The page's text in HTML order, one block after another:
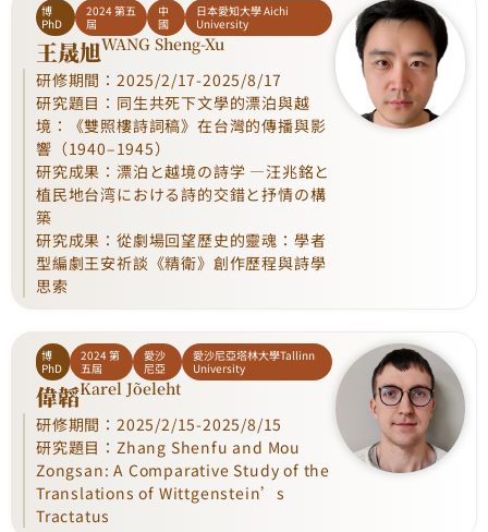
博
PhD
2024 第五
屆
中
國
日本愛知大學 Aichi
University
王晟旭WANG Sheng-Xu
研修期間：2025/2/17-2025/8/17
研究題目：同生共死下文學的漂泊與越
境：《雙照樓詩詞稿》在台灣的傳播與影
響（1940–1945）
研究成果：漂泊と越境の詩学 ―汪兆銘と
植民地台湾における詩的交錯と抒情の構
築
研究成果：從劇場回望歷史的靈魂：學者
型編劇王安祈談《精衛》創作歷程與詩學
思索
博
PhD
2024 第
五屆
愛沙
尼亞
愛沙尼亞塔林大學Tallinn
University
偉韜Karel Jõeleht
研修期間：2025/2/15-2025/8/15
研究題目：Zhang Shenfu and Mou
Zongsan: A Comparative Study of the
Translations of Wittgenstein’s
Tractatus